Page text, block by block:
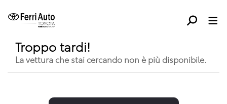
Troppo tardi!
La vettura che stai cercando non è più disponibile.